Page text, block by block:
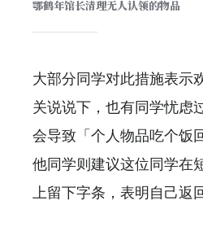
鄂鹤年馆长清理无人认领的物品
大部分同学对此措施表示
关说说下，也有同学忧虑
会导致「个人物品吃个饭
他同学则建议这位同学在
上留下字条，表明自己返